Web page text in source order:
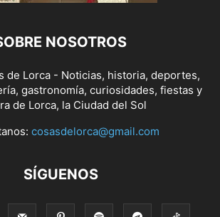
NOSOTROS
de Lorca - Noticias, historia, deportes,
gastronomía, curiosidades, fiestas y
de Lorca, la Ciudad del Sol
cosasdelorca@gmail.com
SÍGUENOS